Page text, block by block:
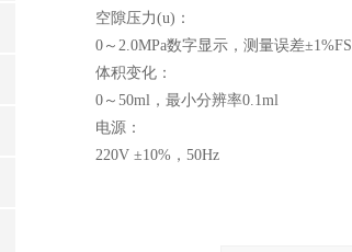
空隙压力(u)：
0～2.0MPa数字显示，测量误差±1%FS
体积变化：
0～50ml，最小分辨率0.1ml
电源：
220V ±10%，50Hz